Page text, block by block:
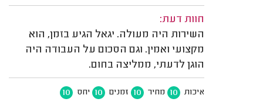
חוות דעת:
השירות היה מעולה. יגאל הגיע בזמן, הוא
מקצועי ואמין. וגם הסכום על העבודה היה
הוגן לדעתי, ממליצה בחום.
איכות 10 מחיר 10 זמנים 10 יחס 10